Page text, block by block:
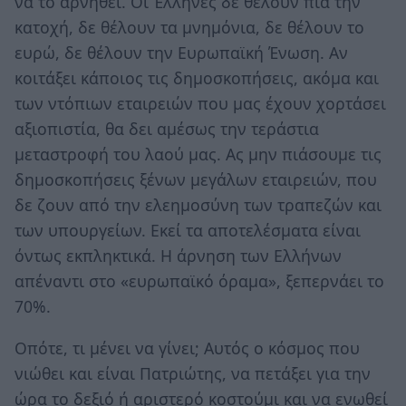
κατοχή, δε θέλουν τα μνημόνια, δε θέλουν το
ευρώ, δε θέλουν την Ευρωπαϊκή Ένωση. Αν
κοιτάξει κάποιος τις δημοσκοπήσεις, ακόμα και
των ντόπιων εταιρειών που μας έχουν χορτάσει
αξιοπιστία, θα δει αμέσως την τεράστια
μεταστροφή του λαού μας. Ας μην πιάσουμε τις
δημοσκοπήσεις ξένων μεγάλων εταιρειών, που
δε ζουν από την ελεημοσύνη των τραπεζών και
των υπουργείων. Εκεί τα αποτελέσματα είναι
όντως εκπληκτικά. Η άρνηση των Ελλήνων
απέναντι στο «ευρωπαϊκό όραμα», ξεπερνάει το
70%.
Οπότε, τι μένει να γίνει; Αυτός ο κόσμος που
νιώθει και είναι Πατριώτης, να πετάξει για την
ώρα το δεξιό ή αριστερό κοστούμι και να ενωθεί